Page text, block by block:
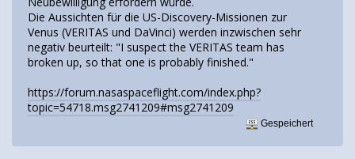
Die Aussichten für die US-Discovery-Missionen zur
Venus (VERITAS und DaVinci) werden inzwischen sehr
negativ beurteilt: "I suspect the VERITAS team has
broken up, so that one is probably finished."
https://forum.nasaspaceflight.com/index.php?
topic=54718.msg2741209#msg2741209
Gespeichert